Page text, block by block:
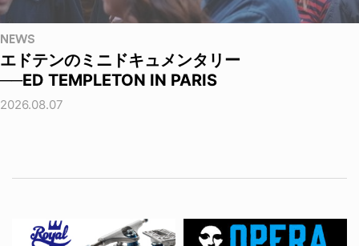
NEWS
エドテンのミニドキュメンタリー
──ED TEMPLETON IN PARIS
2026.08.07